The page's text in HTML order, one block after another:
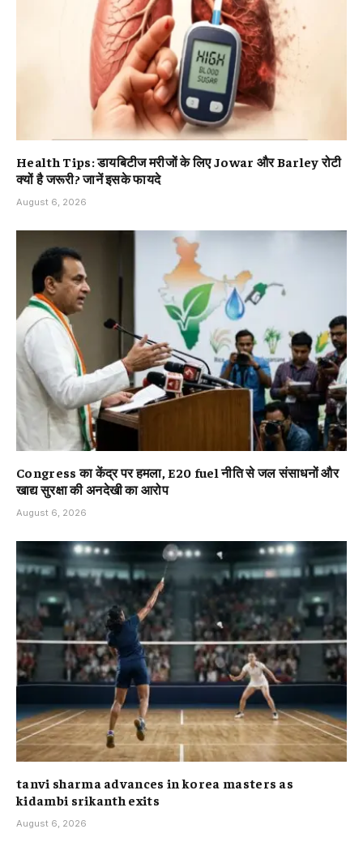
Health Tips: डायबिटीज मरीजों के लिए Jowar और Barley रोटी
क्यों है जरूरी? जानें इसके फायदे
August 6, 2026
Congress का केंद्र पर हमला, E20 fuel नीति से जल संसाधनों और
खाद्य सुरक्षा की अनदेखी का आरोप
August 6, 2026
tanvi sharma advances in korea masters as
kidambi srikanth exits
August 6, 2026